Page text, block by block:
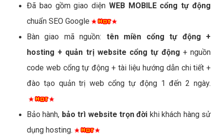
Đã bao gồm giao diện WEB MOBILE cổng tự động
chuẩn SEO Google
Bàn giao mã nguồn: tên miền cổng tự động +
hosting + quản trị website cổng tự động + nguồn
code web cổng tự động + tài liệu hướng dẫn chi tiết +
đào tạo quản trị web cổng tự động 1 đến 2 ngày.
Bảo hành, bảo trì website trọn đời khi khách hàng sử
dụng hosting.